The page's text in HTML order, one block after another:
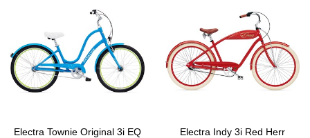
Electra Townie Original 3i EQ
Electra Indy 3i Red Herr